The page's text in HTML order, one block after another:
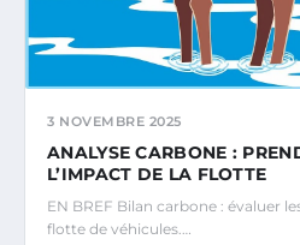
3 NOVEMBRE 2025
ANALYSE CARBONE :
L’IMPACT DE LA FLOTTE
EN BREF Bilan carbone : évaluer
flotte de véhicules.…